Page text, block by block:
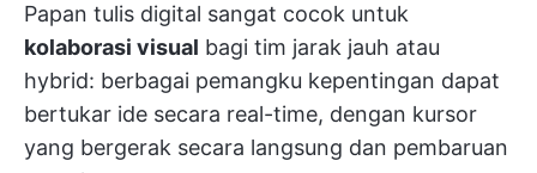
Papan tulis digital sangat cocok untuk
kolaborasi visual bagi tim jarak jauh atau
hybrid: berbagai pemangku kepentingan dapat
bertukar ide secara real-time, dengan kursor
yang bergerak secara langsung dan pembaruan